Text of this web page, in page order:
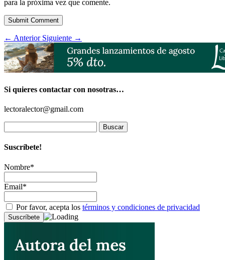
para la próxima vez que comente.
Submit Comment
← Anterior Siguiente →
Si quieres contactar con nosotras…
lectoralector@gmail.com
Suscríbete!
Nombre*
Email*
Por favor, acepta los términos y condiciones de privacidad